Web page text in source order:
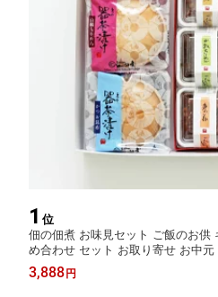
1 位
佃の佃煮 お味見セット ご飯のお供
め合わせ セット お取り寄せ お中
レゼント 無添加 金沢 お茶漬けの素
生日プレゼント 子供 ヒルナンデス
3,888 円